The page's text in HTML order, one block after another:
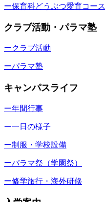
ー保育科どうぶつ愛育コース
クラブ活動・パラマ塾
ークラブ活動
ーパラマ塾
キャンパスライフ
ー年間行事
ー一日の様子
ー制服・学校設備
ーパラマ祭（学園祭）
ー修学旅行・海外研修